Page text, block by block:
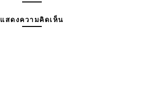
แสดงความคิดเห็น